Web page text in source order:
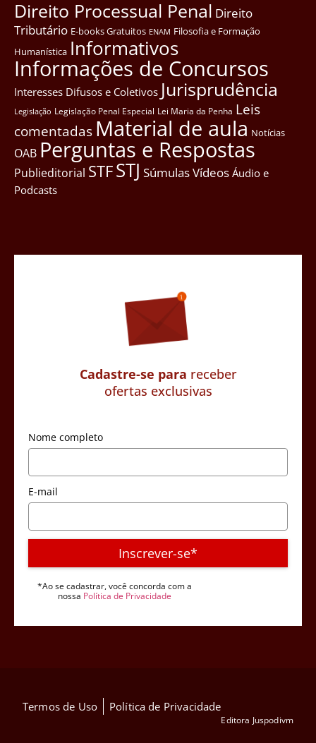
Direito Processual Penal Direito
Tributário E-books Gratuitos ENAM Filosofia e Formação
Humanística Informativos
Informações de Concursos
Interesses Difusos e Coletivos Jurisprudência
Legislação Legislação Penal Especial Lei Maria da Penha Leis
comentadas Material de aula Notícias
OAB Perguntas e Respostas
Publieditorial STFSTJ SúmulasVídeos Áudio e
Podcasts
Cadastre-se para receber
ofertas exclusivas
Nome completo
E-mail
Inscrever-se*
*Ao se cadastrar, você concorda com a
nossa Política de Privacidade
Termos de Uso Política de Privacidade
Editora Juspodivm